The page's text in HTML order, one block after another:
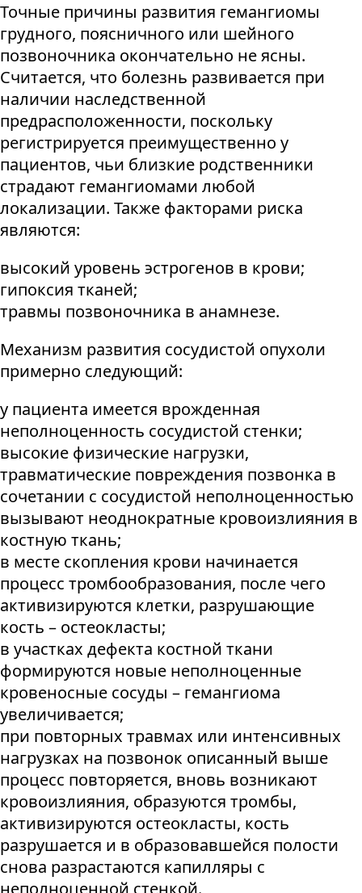
Точные причины развития гемангиомы
грудного, поясничного или шейного
позвоночника окончательно не ясны.
Считается, что болезнь развивается при
наличии наследственной
предрасположенности, поскольку
регистрируется преимущественно у
пациентов, чьи близкие родственники
страдают гемангиомами любой
локализации. Также факторами риска
являются:
высокий уровень эстрогенов в крови;
гипоксия тканей;
травмы позвоночника в анамнезе.
Механизм развития сосудистой опухоли
примерно следующий:
у пациента имеется врожденная
неполноценность сосудистой стенки;
высокие физические нагрузки,
травматические повреждения позвонка в
сочетании с сосудистой неполноценностью
вызывают неоднократные кровоизлияния в
костную ткань;
в месте скопления крови начинается
процесс тромбообразования, после чего
активизируются клетки, разрушающие
кость – остеокласты;
в участках дефекта костной ткани
формируются новые неполноценные
кровеносные сосуды – гемангиома
увеличивается;
при повторных травмах или интенсивных
нагрузках на позвонок описанный выше
процесс повторяется, вновь возникают
кровоизлияния, образуются тромбы,
активизируются остеокласты, кость
разрушается и в образовавшейся полости
снова разрастаются капилляры с